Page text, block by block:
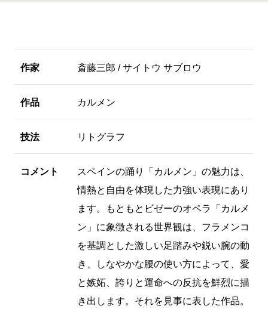
作家 斎藤三郎 / サイトウ サブロウ
作品 カルメン
技法 リトグラフ
コメント
スペインの踊り「カルメン」の魅力は、
情熱と自由を体現した力強い表現にあり
ます。もともとビゼーのオペラ「カルメ
ン」に象徴される世界観は、フラメンコ
を基調とした激しい足踏みや鋭い腕の動
き、しなやかな腰の使い方によって、愛
と嫉妬、誇りと運命への反抗を鮮烈に描
き出します。それを見事に表した作品。